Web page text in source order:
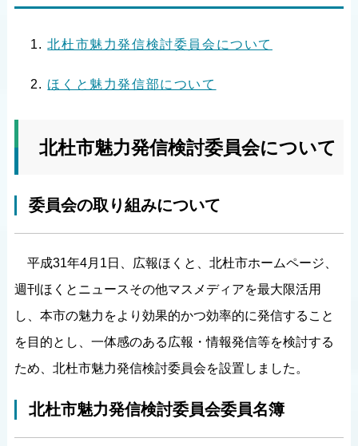
北杜市魅力発信検討委員会について
ほくと魅力発信部について
北杜市魅力発信検討委員会について
委員会の取り組みについて
平成31年4月1日、広報ほくと、北杜市ホームページ、
週刊ほくとニュースその他マスメディアを最大限活用
し、本市の魅力をより効果的かつ効率的に発信すること
を目的とし、一体感のある広報・情報発信等を検討する
ため、北杜市魅力発信検討委員会を設置しました。
北杜市魅力発信検討委員会委員名簿